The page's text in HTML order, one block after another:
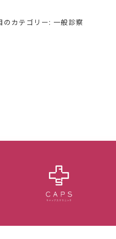
のカテゴリー: 一般診察